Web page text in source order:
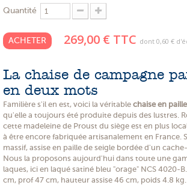
A PROPOS
LE SHOWROOM
Quantité
ACHETER 269,00 € TTC dont 0,60 €
La chaise de campagne
en deux mots
Familière s'il en est, voici la véritable chaise en paille
qu'elle a toujours été produite depuis des lustres.
cette madeleine de Proust du siège est en plus
à être encore fabriquée artisanalement en France.
massif, assise en paille de seigle bordée d'un
Nous la proposons aujourd'hui dans toute une
laques, ici en laqué satiné bleu "orage" NCS 4020-
cm, prof 47 cm, hauteur assise 46 cm, poids 4.8